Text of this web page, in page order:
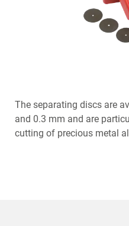
The separating discs are
and 0.3 mm and are
cutting of precious metal